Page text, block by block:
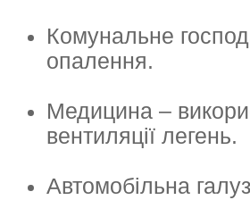
Комунальне
опалення.
Медицина –
вентиляції легень.
Автомобільна